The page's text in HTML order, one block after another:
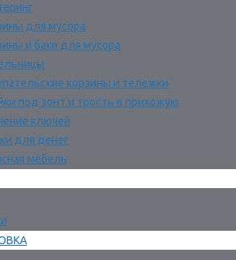
для мусора
и баки для мусора
корзины и тележки
под зонт и трость в прихожую
ключей
для денег
мебель